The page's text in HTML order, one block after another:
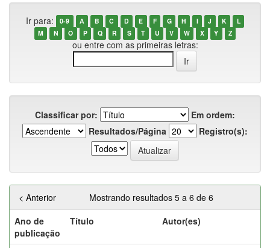
Ir para: 0-9 A B C D E F G H I J K
L
M
N O P Q R S T U V W X Y Z
ou entre com as primeiras letras:
Classificar por:
Em ordem:
Resultados/Página
Registro(s):
Mostrando resultados 5 a 6 de 6
< Anterior
Ano de
publicação
Título Autor(es)